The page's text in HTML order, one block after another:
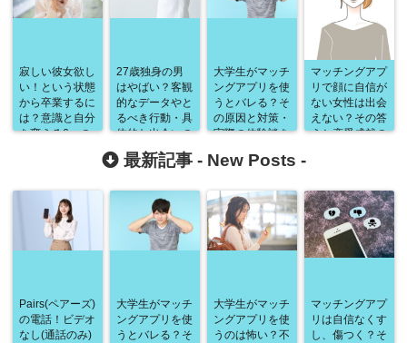
寂しい彼女欲し
い！という状態
から卒業するに
は？意識と自分
を変える6つの
27歳独身の男
はやばい？客観
的なデータやと
るべき行動・具
体的な出会いの
場まで徹底解
説！
大学生がマッチ
ングアプリを使
うとバレる？そ
の原因と対策・
実際の体験談を
マッチングアプ
リで顔に自信が
ない女性は出会
えない？その答
えと恋愛成就の
最新記事 - New Posts -
Pairs(ペアーズ)
の電話！ビデオ
なし(通話のみ)
大学生がマッチ
ングアプリを使
うとバレる？そ
大学生がマッチ
ングアプリを使
うのは怖い？不
マッチングアプ
リは自信なくす
し、傷つく？そ